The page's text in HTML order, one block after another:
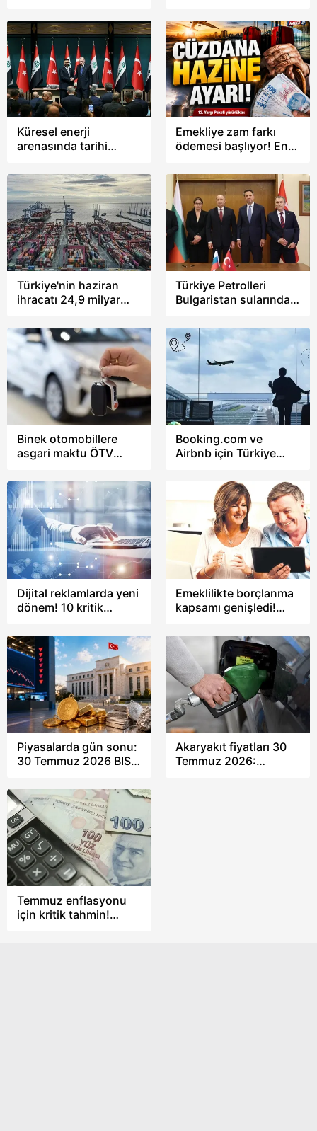
fırsatı: Kimler iki
destekten birden
yararlanabiliyor?
resmi onay!
Küresel enerji
arenasında tarihi
Emekliye zam farkı
ödemesi başlıyor! En
23 bin 552 TL
Türkiye'nin haziran
ihracatı 24,9 milyar
Türkiye Petrolleri
Bulgaristan sularında
arayacak
Binek otomobillere
asgari maktu ÖTV
Yeni düzenleme araç
fiyatlarını etkileyecek
mi?
Booking.com ve
Airbnb için Türkiye
sitelerine vergi ve
sertifika dönemi
Dijital reklamlarda yeni
dönem! 10 kritik
girecek
Emeklilikte borçlanma
kapsamı genişledi!
kazandırıyor
Piyasalarda gün sonu:
30 Temmuz 2026 BIST
hisseler!
Akaryakıt fiyatları 30
Temmuz 2026:
Temmuz enflasyonu
için kritik tahmin!